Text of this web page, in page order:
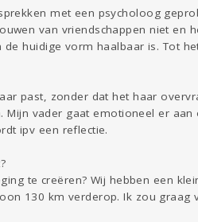
met een psycholoog
van vriendschappen niet en
huidige vorm haalbaar is. Tot
past, zonder dat het haar
vader gaat emotioneel er
ipv een reflectie.
te creëren? Wij hebben een
130 km verderop. Ik zou graag